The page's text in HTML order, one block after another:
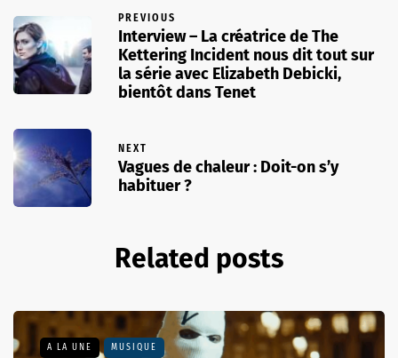
PREVIOUS
Interview – La créatrice de The
Kettering Incident nous dit tout sur
la série avec Elizabeth Debicki,
bientôt dans Tenet
NEXT
Vagues de chaleur : Doit-on s’y
habituer ?
Related posts
A LA UNE MUSIQUE